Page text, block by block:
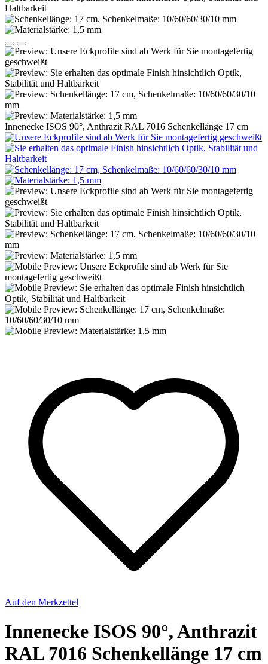
Innenecke ISOS 90°, Anthrazit RAL 7016 Schenkellänge 17 cm
Auf den Merkzettel
Innenecke ISOS 90°, Anthrazit
RAL 7016 Schenkellänge 17 cm